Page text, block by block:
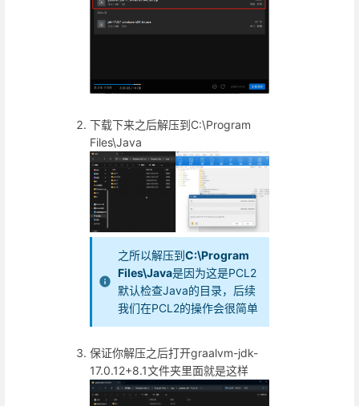
下载下来之后解压到C:\Program
Files\Java
之所以解压到C:\Program
Files\Java是因为这是PCL2
默认检查Java的目录，后续
我们在PCL2的操作会很简单
保证你解压之后打开graalvm-jdk-
17.0.12+8.1文件夹里面就是这样